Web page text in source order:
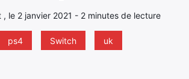
, le 2 janvier 2021 - 2 minutes de lecture
ps4 Switch
uk